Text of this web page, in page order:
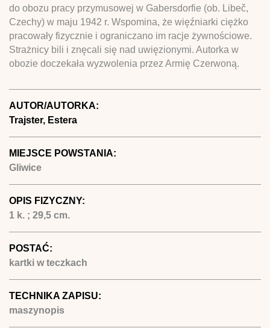
do obozu pracy przymusowej w Gabersdorfie (ob. Libeč,
Czechy) w maju 1942 r. Wspomina, że więźniarki ciężko
pracowały fizycznie i ograniczano im racje żywnościowe.
Strażnicy bili i znęcali się nad uwięzionymi. Autorka w
obozie doczekała wyzwolenia przez Armię Czerwoną.
AUTOR/AUTORKA:
Trajster, Estera
MIEJSCE POWSTANIA:
Gliwice
OPIS FIZYCZNY:
1 k. ; 29,5 cm.
POSTAĆ:
kartki w teczkach
TECHNIKA ZAPISU:
maszynopis